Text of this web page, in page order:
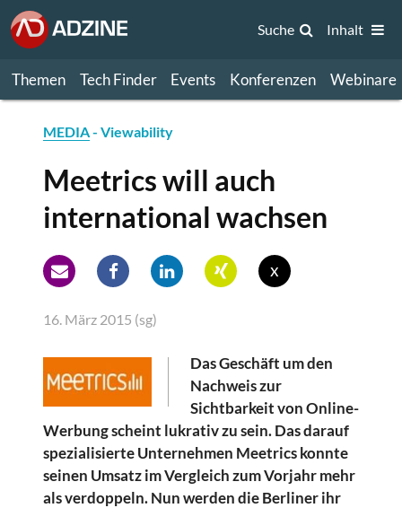
Themen Tech Finder Events Konferenzen Webinare
Suche Inhalt
MEDIA- Viewability
Meetrics will auch
international wachsen
x
16. März 2015 (sg)
Das Geschäft um den
Nachweis zur
Sichtbarkeit von Online-
Werbung scheint lukrativ zu sein. Das darauf
spezialisierte Unternehmen Meetrics konnte
seinen Umsatz im Vergleich zum Vorjahr mehr
als verdoppeln. Nun werden die Berliner ihr